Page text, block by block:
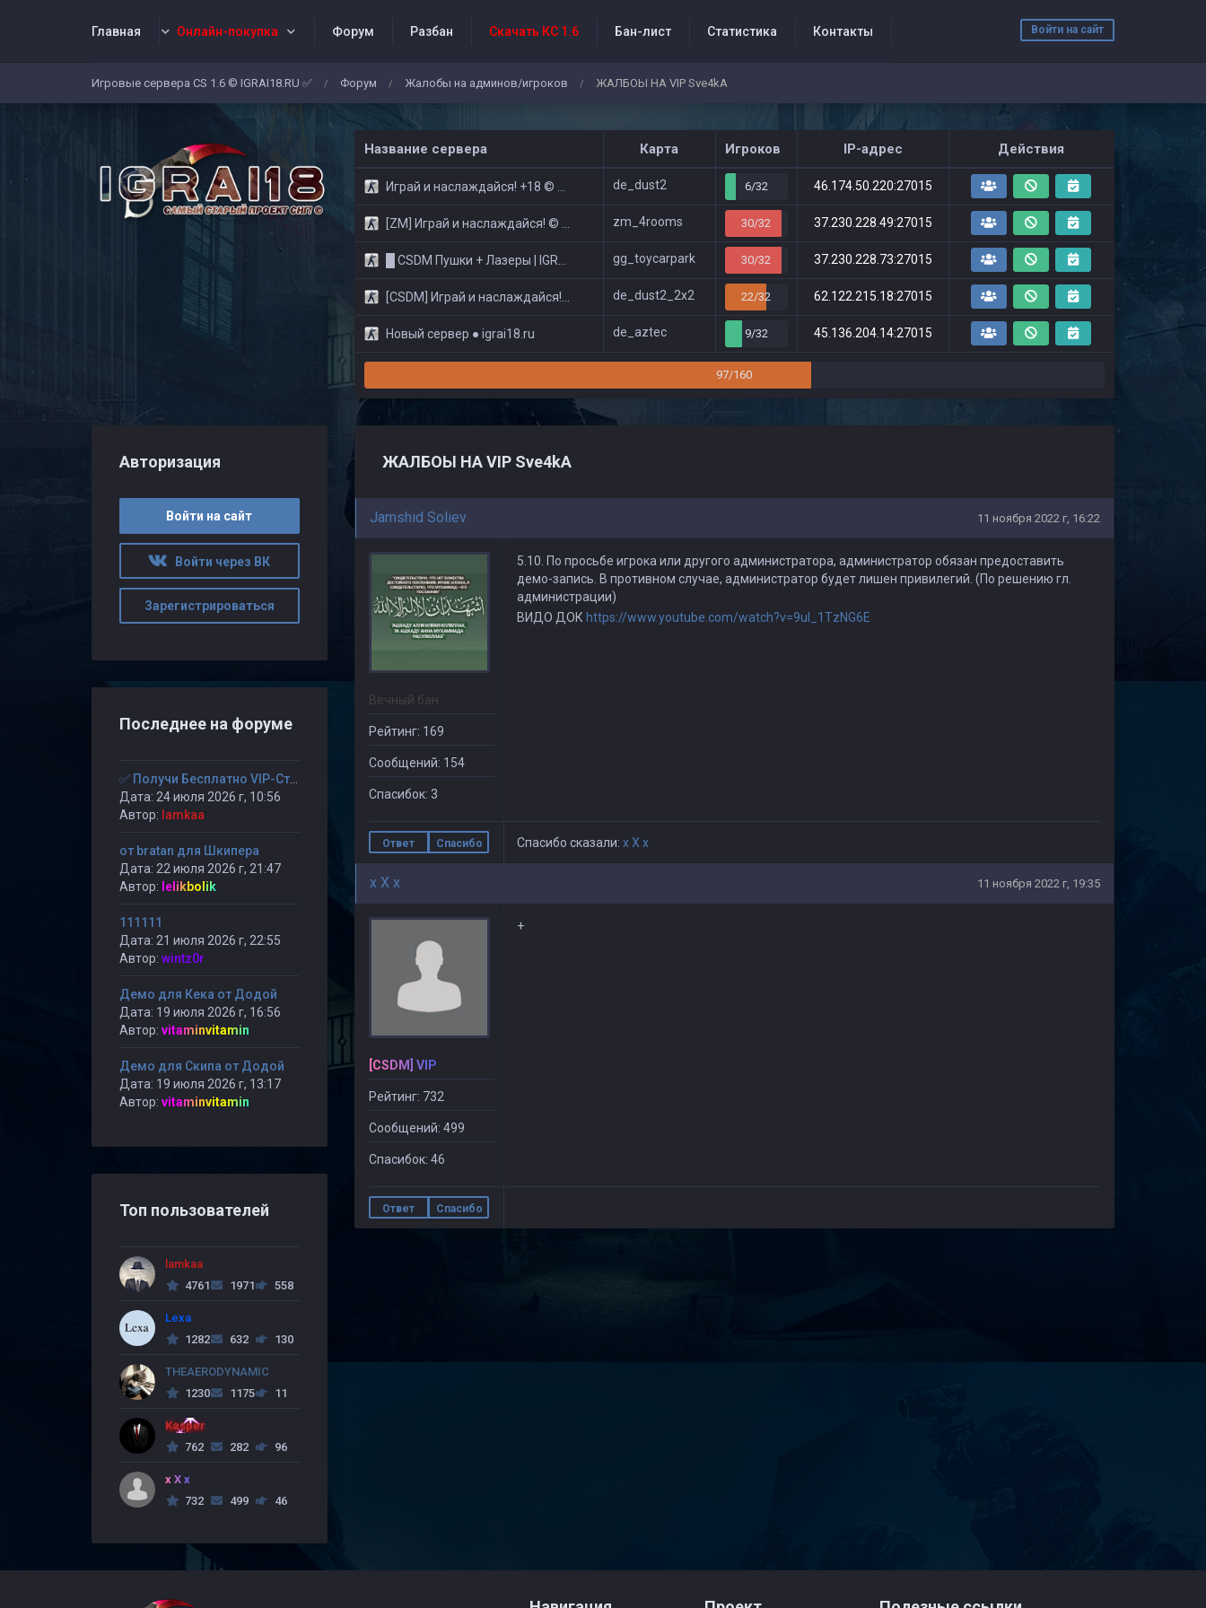
Войти на сайт
Главная Онлайн-покупка Форум Разбан Скачать КС 1.6 Бан-лист Статистика Контакты
Игровые сервера CS 1.6 © IGRAI18.RU ✅ / Форум / Жалобы на админов/игроков / ЖАЛБОЫ НА VIP Sve4kA
Название сервера Карта Игроков IP-адрес Действия
Играй и наслаждайся! +18 © Public de_dust2 6/32 46.174.50.220:27015
[ZM] Играй и наслаждайся! © Zombie Show zm_4rooms 30/32 37.230.228.49:27015
█ CSDM Пушки + Лазеры | IGRAI18.RU ツ █ gg_toycarpark 30/32 37.230.228.73:27015
[CSDM] Играй и наслаждайся! © Classic de_dust2_2x2 22/32 62.122.215.18:27015
Новый сервер ● igrai18.ru de_aztec 9/32 45.136.204.14:27015
97/160
ЖАЛБОЫ НА VIP Sve4kA
Jamshid Soliev 11 ноября 2022 г, 16:22
Вечный бан
Рейтинг: 169
Сообщений: 154
Спасибок: 3
5.10. По просьбе игрока или другого администратора, администратор обязан предоставить
демо-запись. В противном случае, администратор будет лишен привилегий. (По решению гл.
администрации)
ВИДО ДОК https://www.youtube.com/watch?v=9ul_1TzNG6E
Ответ Спасибо Спасибо сказали: x X x
x X x 11 ноября 2022 г, 19:35
[CSDM] VIP
Рейтинг: 732
Сообщений: 499
Спасибок: 46
+
Ответ Спасибо
Авторизация
Войти на сайт
Войти через ВК
Зарегистрироваться
Последнее на форуме
Дата: 24 июля 2026 г, 10:56
Автор: lamkaa
от bratan для Шкипера
Дата: 22 июля 2026 г, 21:47
Автор: lelikbolik
111111
Дата: 21 июля 2026 г, 22:55
Автор: wintz0r
Демо для Кека от Додой
Дата: 19 июля 2026 г, 16:56
Автор: vitaminvitamin
Демо для Скипа от Додой
Дата: 19 июля 2026 г, 13:17
Автор: vitaminvitamin
Топ пользователей
lamkaa
4761
1971 558
Lexa
1282
632 130
THEAERODYNAMIC
1230
1175 11
Kasper
762
282 96
x X x
732
499 46